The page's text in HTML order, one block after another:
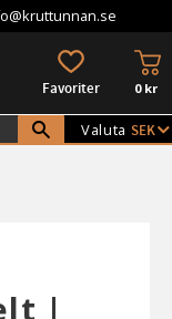
FAVORITER 0kr
Valuta
|